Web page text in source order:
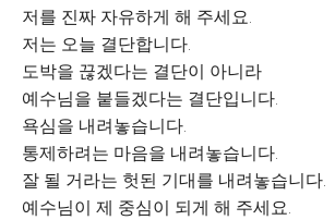
저를 진짜 자유하게 해 주세요.
저는 오늘 결단합니다.
도박을 끊겠다는 결단이 아니라
예수님을 붙들겠다는 결단입니다.
욕심을 내려놓습니다.
통제하려는 마음을 내려놓습니다.
잘 될 거라는 헛된 기대를 내려놓습니다.
예수님이 제 중심이 되게 해 주세요.